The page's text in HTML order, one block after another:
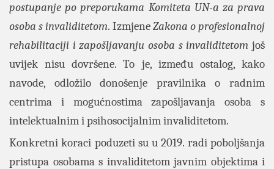
postupanje po preporukama Komiteta UN-a za prava
osoba s invaliditetom. IzmjeneZakona o profesionalnoj
rehabilitaciji i zapošljavanju osoba s invaliditetom još
uvijek nisu dovršene. To je, između ostalog, kako
navode, odložilo donošenje pravilnika o radnim
centrima i mogućnostima zapošljavanja osoba s
intelektualnim i psihosocijalnim invaliditetom.
Konkretni koraci poduzeti su u 2019. radi poboljšanja
pristupa osobama s invaliditetom javnim objektima i